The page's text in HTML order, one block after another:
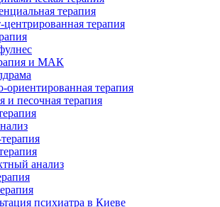
терапия
терапия
и МАК
ориентированная терапия
и песочная терапия
анализ
психиатра в Киеве